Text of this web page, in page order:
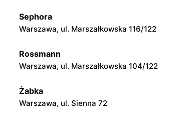
moje sklepy
Tczew, ul. Franciszka Żwirki 61
moje sklepy
Opole, ul. Grudzicka 45
Sephora
Warszawa, ul. Marszałkowska 116/122
Rossmann
Warszawa, ul. Marszałkowska 104/122
Żabka
Warszawa, ul. Sienna 72